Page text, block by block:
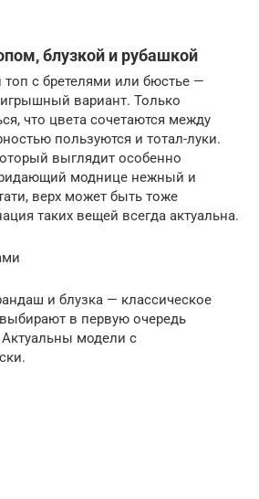
блузкой и рубашкой
топ с бретелями или бюстье —
вариант. Только
что цвета сочетаются между
пользуются и тотал-луки.
выглядит особенно
моднице нежный и
верх может быть тоже
таких вещей всегда актуальна.
и блузка — классическое
в первую очередь
модели с